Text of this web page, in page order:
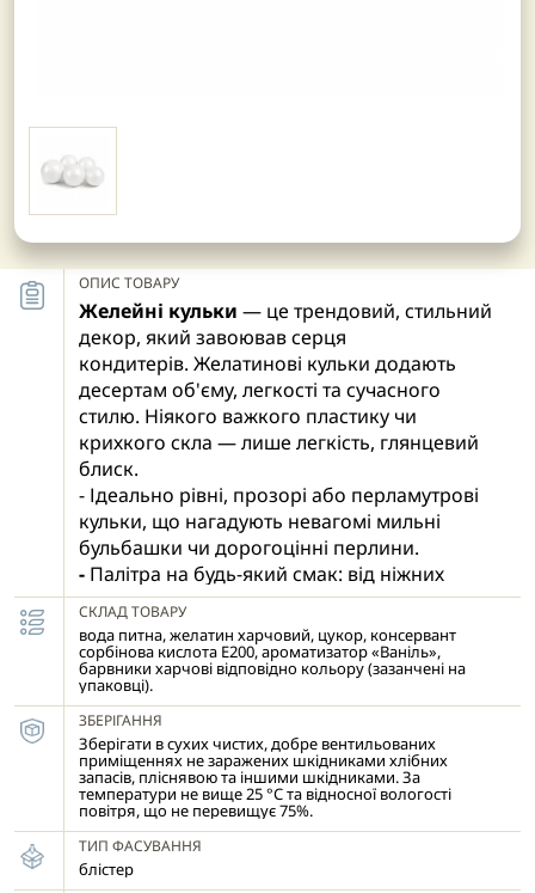
ОПИС ТОВАРУ
Желейні кульки — це трендовий, стильний
декор, який завоював серця
кондитерів. Желатинові кульки додають
десертам об'єму, легкості та сучасного
стилю. Ніякого важкого пластику чи
крихкого скла — лише легкість, глянцевий
блиск.
- Ідеально рівні, прозорі або перламутрові
кульки, що нагадують невагомі мильні
бульбашки чи дорогоцінні перлини.
- Палітра на будь-який смак: від ніжних
пастельних відтінків для дитячих тортів до
розкішного золота й хрому для весільних
шедеврів.
- Кульки чудово тримають форму, не тануть
на стабільних кремах (ганаш, велюр) та
легко кріпляться.
- Більше не потрібно витрачати години на
видування карамелі чи роботу з
ізомальтом. Просто дістаньте з упаковки та
прикрашайте!
СКЛАД ТОВАРУ
вода питна, желатин харчовий, цукор, консервант
сорбінова кислота Е200, ароматизатор «Ваніль»,
барвники харчові відповідно кольору (зазанчені на
упаковці).
ЗБЕРІГАННЯ
Зберігати в сухих чистих, добре вентильованих
приміщеннях не заражених шкідниками хлібних
запасів, пліснявою та іншими шкідниками. За
температури не вище 25 °С та відносної вологості
повітря, що не перевищує 75%.
ТИП ФАСУВАННЯ
блістер